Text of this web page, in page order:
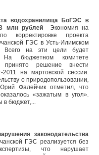
водохранилища БоГЭС в
млн рублейЭкономия на
корректировке проекта
ГЭС в Усть-Илимском
Всего на эти цели будет
бюджетном комитете
принято решение внести
на мартовской сессии.
о природопользовании,
Фалейчик отметил, что
«зажатым в угол».
в бюджет,...
законодательства
ГЭС реализуется без
что нарушает